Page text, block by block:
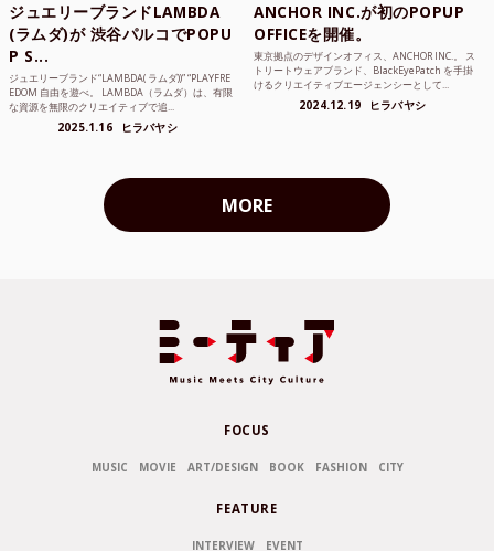
ジュエリーブランドLAMBDA
(ラムダ)が 渋谷パルコでPOPU
P S...
ジュエリーブランド“LAMBDA( ラムダ))” “PLAYFRE
EDOM 自由を遊べ。 LAMBDA（ラムダ）は、有限
な資源を無限のクリエイティブで追...
2025.1.16 ヒラバヤシ
ANCHOR INC.が初のPOPUP
OFFICEを開催。
東京拠点のデザインオフィス、ANCHOR INC.。 ス
トリートウェアブランド、BlackEyePatch を手掛
けるクリエイティブエージェンシーとして...
2024.12.19 ヒラバヤシ
MORE
FOCUS
MUSIC MOVIE ART/DESIGN BOOK FASHION CITY
FEATURE
INTERVIEW EVENT